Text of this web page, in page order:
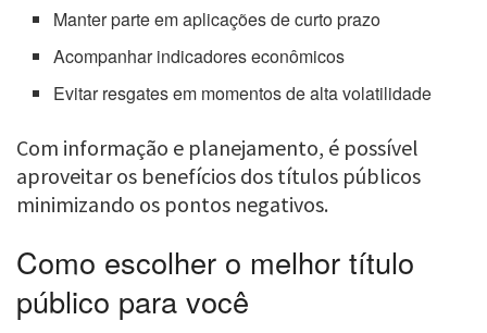
Manter parte em aplicações de curto prazo
Acompanhar indicadores econômicos
Evitar resgates em momentos de alta volatilidade
Com informação e planejamento, é possível
aproveitar os benefícios dos títulos públicos
minimizando os pontos negativos.
Como escolher o melhor título
público para você